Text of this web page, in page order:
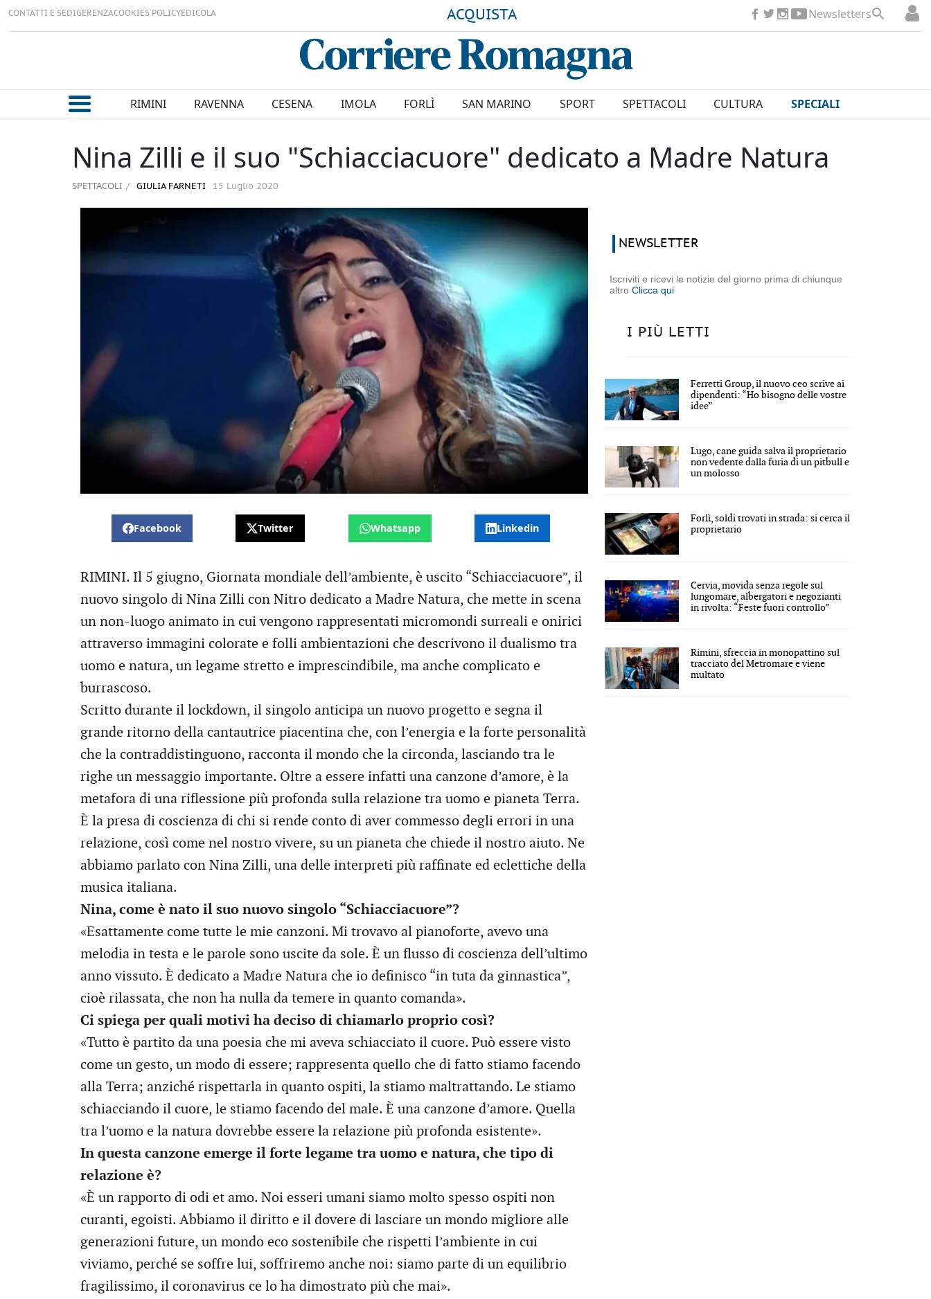
CONTATTI E SEDIGERENZACOOKIES POLICYEDICOLA ACQUISTA Newsletters
RIMINI RAVENNA CESENA IMOLA FORLÌ SAN MARINO SPORT SPETTACOLI CULTURA SPECIALI
Nina Zilli e il suo "Schiacciacuore" dedicato a Madre Natura
SPETTACOLI GIULIA FARNETI 15 Luglio 2020
Facebook Twitter Whatsapp Linkedin
RIMINI. Il 5 giugno, Giornata mondiale dell’ambiente, è uscito “Schiacciacuore”, il
nuovo singolo di Nina Zilli con Nitro dedicato a Madre Natura, che mette in scena
un non-luogo animato in cui vengono rappresentati micromondi surreali e onirici
attraverso immagini colorate e folli ambientazioni che descrivono il dualismo tra
uomo e natura, un legame stretto e imprescindibile, ma anche complicato e
burrascoso.
Scritto durante il lockdown, il singolo anticipa un nuovo progetto e segna il
grande ritorno della cantautrice piacentina che, con l’energia e la forte personalità
che la contraddistinguono, racconta il mondo che la circonda, lasciando tra le
righe un messaggio importante. Oltre a essere infatti una canzone d’amore, è la
metafora di una riflessione più profonda sulla relazione tra uomo e pianeta Terra.
È la presa di coscienza di chi si rende conto di aver commesso degli errori in una
relazione, così come nel nostro vivere, su un pianeta che chiede il nostro aiuto. Ne
abbiamo parlato con Nina Zilli, una delle interpreti più raffinate ed eclettiche della
musica italiana.
Nina, come è nato il suo nuovo singolo “Schiacciacuore”?
«Esattamente come tutte le mie canzoni. Mi trovavo al pianoforte, avevo una
melodia in testa e le parole sono uscite da sole. È un flusso di coscienza dell’ultimo
anno vissuto. È dedicato a Madre Natura che io definisco “in tuta da ginnastica”,
cioè rilassata, che non ha nulla da temere in quanto comanda».
Ci spiega per quali motivi ha deciso di chiamarlo proprio così?
«Tutto è partito da una poesia che mi aveva schiacciato il cuore. Può essere visto
come un gesto, un modo di essere; rappresenta quello che di fatto stiamo facendo
alla Terra; anziché rispettarla in quanto ospiti, la stiamo maltrattando. Le stiamo
schiacciando il cuore, le stiamo facendo del male. È una canzone d’amore. Quella
tra l’uomo e la natura dovrebbe essere la relazione più profonda esistente».
In questa canzone emerge il forte legame tra uomo e natura, che tipo di
relazione è?
«È un rapporto di odi et amo. Noi esseri umani siamo molto spesso ospiti non
curanti, egoisti. Abbiamo il diritto e il dovere di lasciare un mondo migliore alle
generazioni future, un mondo eco sostenibile che rispetti l’ambiente in cui
viviamo, perché se soffre lui, soffriremo anche noi: siamo parte di un equilibrio
fragilissimo, il coronavirus ce lo ha dimostrato più che mai».
NEWSLETTER
Iscriviti e ricevi le notizie del giorno prima di chiunque
altroClicca qui
I PIÙ LETTI
Ferretti Group, il nuovo ceo scrive ai
dipendenti: “Ho bisogno delle vostre
idee”
Lugo, cane guida salva il proprietario
non vedente dalla furia di un pitbull e
un molosso
Forlì, soldi trovati in strada: si cerca il
proprietario
Cervia, movida senza regole sul
lungomare, albergatori e negozianti
in rivolta: “Feste fuori controllo”
Rimini, sfreccia in monopattino sul
tracciato del Metromare e viene
multato